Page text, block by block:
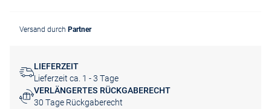
Versand durch Partner
LIEFERZEIT
Lieferzeit ca. 1 - 3 Tage
VERLÄNGERTES RÜCKGABERECHT
30 Tage Rückgaberecht